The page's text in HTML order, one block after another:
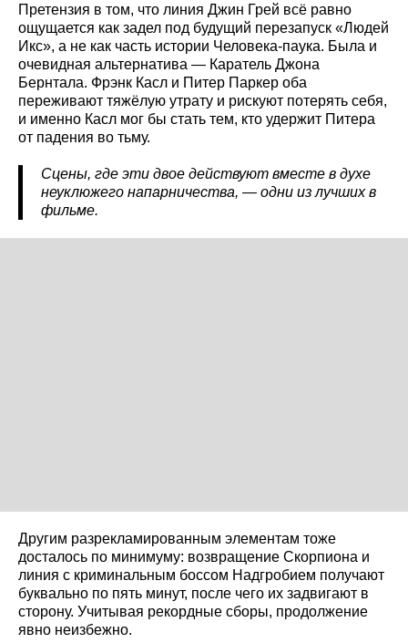
Претензия в том, что линия Джин Грей всё равно
ощущается как задел под будущий перезапуск «Людей
Икс», а не как часть истории Человека-паука. Была и
очевидная альтернатива — Каратель Джона
Бернтала. Фрэнк Касл и Питер Паркер оба
переживают тяжёлую утрату и рискуют потерять себя,
и именно Касл мог бы стать тем, кто удержит Питера
от падения во тьму.
Сцены, где эти двое действуют вместе в духе
неуклюжего напарничества, — одни из лучших в
фильме.
Другим разрекламированным элементам тоже
досталось по минимуму: возвращение Скорпиона и
линия с криминальным боссом Надгробием получают
буквально по пять минут, после чего их задвигают в
сторону. Учитывая рекордные сборы, продолжение
явно неизбежно.